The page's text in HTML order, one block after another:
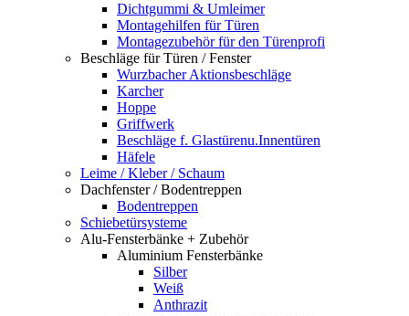
Dichtgummi & Umleimer
Montagehilfen für Türen
Montagezubehör für den Türenprofi
Beschläge für Türen / Fenster
Wurzbacher Aktionsbeschläge
Karcher
Hoppe
Griffwerk
Beschläge f. Glastürenu.Innentüren
Häfele
Leime / Kleber / Schaum
Dachfenster / Bodentreppen
Bodentreppen
Schiebetürsysteme
Alu-Fensterbänke + Zubehör
Aluminium Fensterbänke
Silber
Weiß
Anthrazit